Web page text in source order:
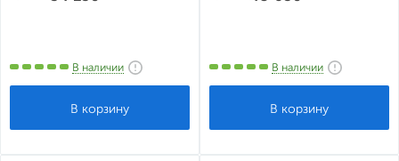
В наличии В наличии